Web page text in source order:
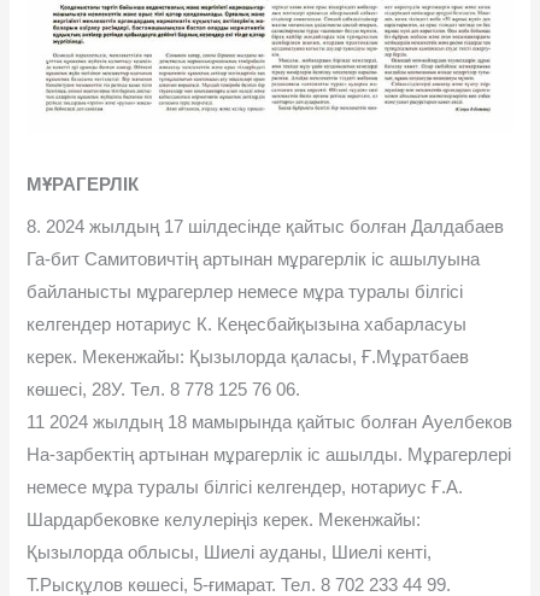
МҰРАГЕРЛІК
8. 2024 жылдың 17 шілдесінде қайтыс болған Далдабаев
Га-бит Самитовичтің артынан мұрагерлік іс ашылуына
байланысты мұрагерлер немесе мұра туралы білгісі
келгендер нотариус К. Кеңесбайқызына хабарласуы
керек. Мекенжайы: Қызылорда қаласы, Ғ.Мұратбаев
көшесі, 28У. Тел. 8 778 125 76 06.
11 2024 жылдың 18 мамырында қайтыс болған Ауелбеков
На-зарбектің артынан мұрагерлік іс ашылды. Мұрагерлері
немесе мұра туралы білгісі келгендер, нотариус Ғ.А.
Шардарбековке келулеріңіз керек. Мекенжайы:
Қызылорда облысы, Шиелі ауданы, Шиелі кенті,
Т.Рысқұлов көшесі, 5-ғимарат. Тел. 8 702 233 44 99.